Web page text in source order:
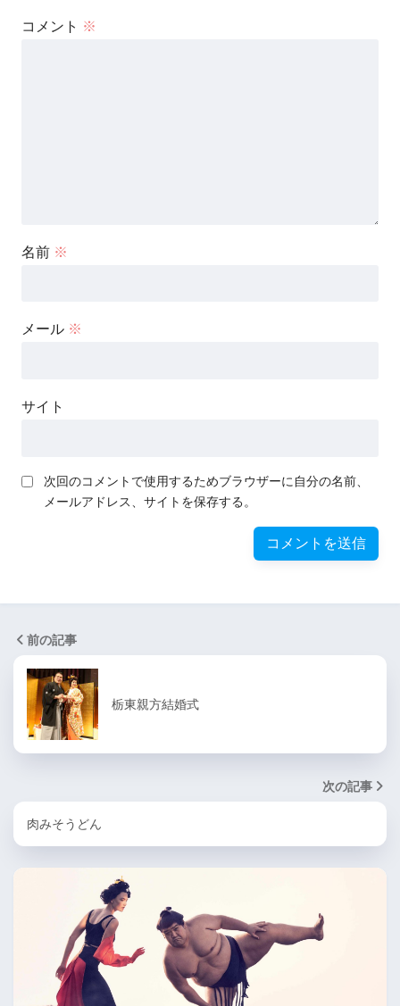
コメント ※
名前 ※
メール ※
サイト
次回のコメントで使用するためブラウザーに自分の名前、
メールアドレス、サイトを保存する。
前の記事
栃東親方結婚式
次の記事
肉みそうどん